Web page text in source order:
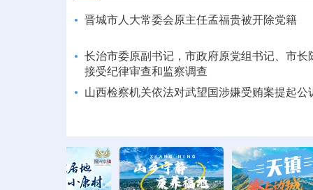
晋城市人大常委会原主任孟福贵被开除党籍
长治市委原副书记，市政府原党组书记、市长
接受纪律审查和监察调查
山西检察机关依法对武望国涉嫌受贿案提起公